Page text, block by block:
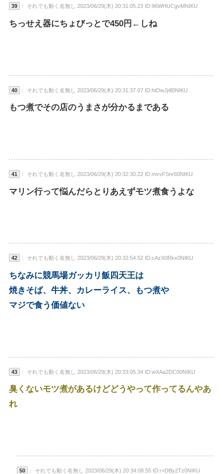
39 ： それでも動く名無し 2023/06/29(木) 20:31:05.23 ID:96WHUCgvMNIKU
ちっせえ器にちょびっとで450円←しね
40 ： それでも動く名無し 2023/06/29(木) 20:31:37.07 ID:htDwJj4l0NIKU
もつ煮でその店のうまさが分かるまである
41 ： それでも動く名無し 2023/06/29(木) 20:32:30.22 ID:mvvFSnr60NIKU
マリン行って悩んだらとりあえずモツ煮食うよな
42 ： それでも動く名無し 2023/06/29(木) 20:32:54.52 ID:cAzX0Rkx0NIKU
ちなみに競馬場ガッカリ飯四天王は
焼きそば、牛丼、カレーライス、もつ煮や
マジで食う価値ない
43 ： それでも動く名無し 2023/06/29(木) 20:33:05.34 ID:wXAa2DC00NIKU
臭くないモツ煮があるけどどうやって作ってるんやあ
れ
50 ： それでも動く名無し 2023/06/29(木) 20:34:08.55 ID:r+DBy2Tz0NIKU